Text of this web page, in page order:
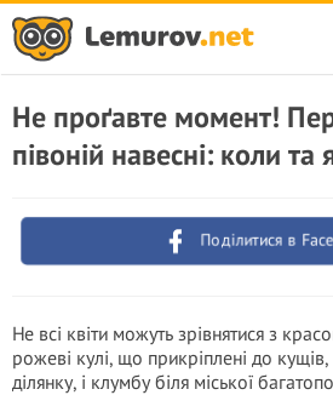
Не проґавте момент!
півоній навесні: коли та
Поділитися в
Не всі квіти можуть зрівнятися з
рожеві кулі, що прикріплені до кущів,
ділянку, і клумбу біля міської